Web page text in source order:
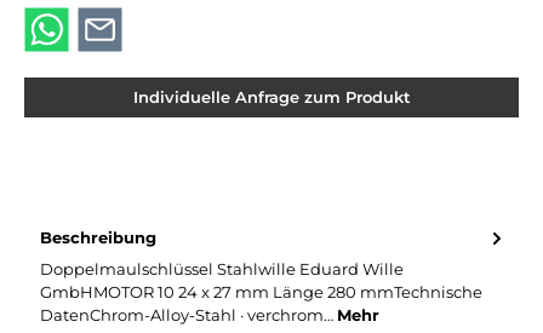
Individuelle Anfrage zum Produkt
Beschreibung
Doppelmaulschlüssel Stahlwille Eduard Wille
GmbHMOTOR 10 24 x 27 mm Länge 280 mmTechnische
DatenChrom-Alloy-Stahl · verchrom… Mehr